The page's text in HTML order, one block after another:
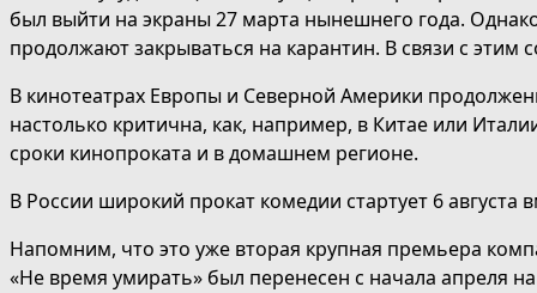
был выйти на экраны 27 марта нынешнего года.
продолжают закрываться на карантин. В связи с
В кинотеатрах Европы и Северной Америки
настолько критична, как, например, в Китае или
сроки кинопроката и в домашнем регионе.
В России широкий прокат комедии стартует 6 августа
Напомним, что это уже вторая крупная премьера
«Не время умирать» был перенесен с начала апреля